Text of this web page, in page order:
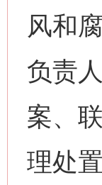
风和
负责
案、
理处